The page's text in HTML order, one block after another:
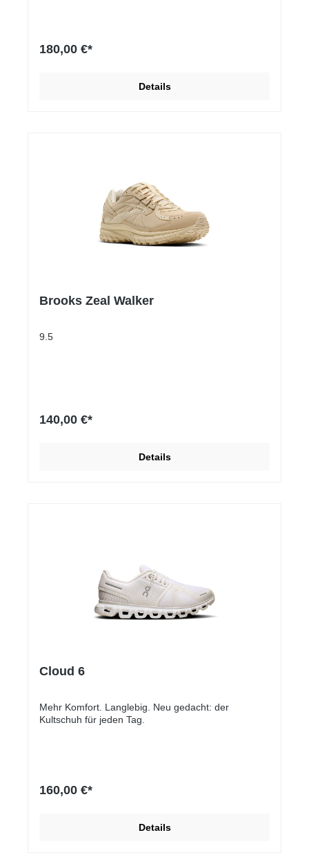
180,00 €*
Details
Brooks Zeal Walker
9.5
140,00 €*
Details
Cloud 6
Mehr Komfort. Langlebig. Neu gedacht: der
Kultschuh für jeden Tag.
160,00 €*
Details